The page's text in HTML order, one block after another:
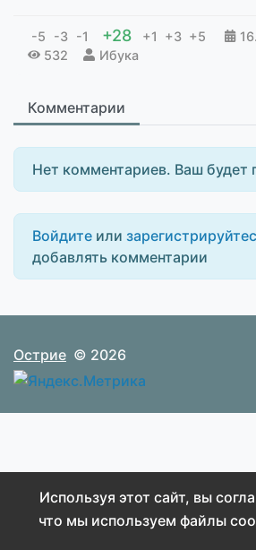
-5 -3 -1 +28 +1 +3 +5
532
Ибука
Комментарии
Нет комментариев. Ваш будет
Войдите или
добавлять комментарии
Острие © 2026
Используя этот сайт, вы
что мы используем файлы